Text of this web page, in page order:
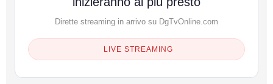
LIVE STREAMING